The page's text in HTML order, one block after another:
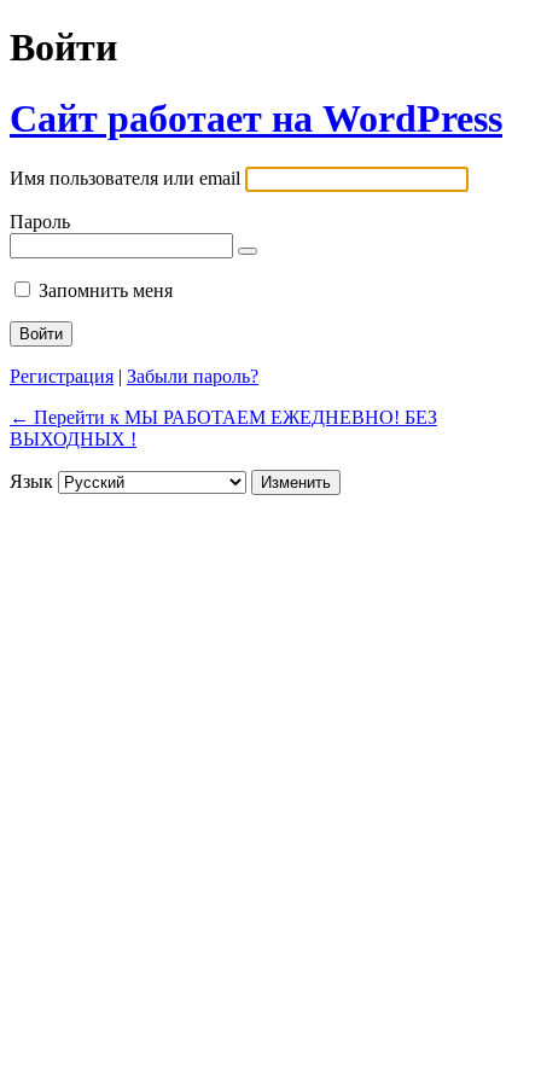
Войти
Сайт работает на WordPress
Имя пользователя или email
Пароль
Запомнить меня
Регистрация | Забыли пароль?
← Перейти к МЫ РАБОТАЕМ ЕЖЕДНЕВНО! БЕЗ
ВЫХОДНЫХ !
Язык